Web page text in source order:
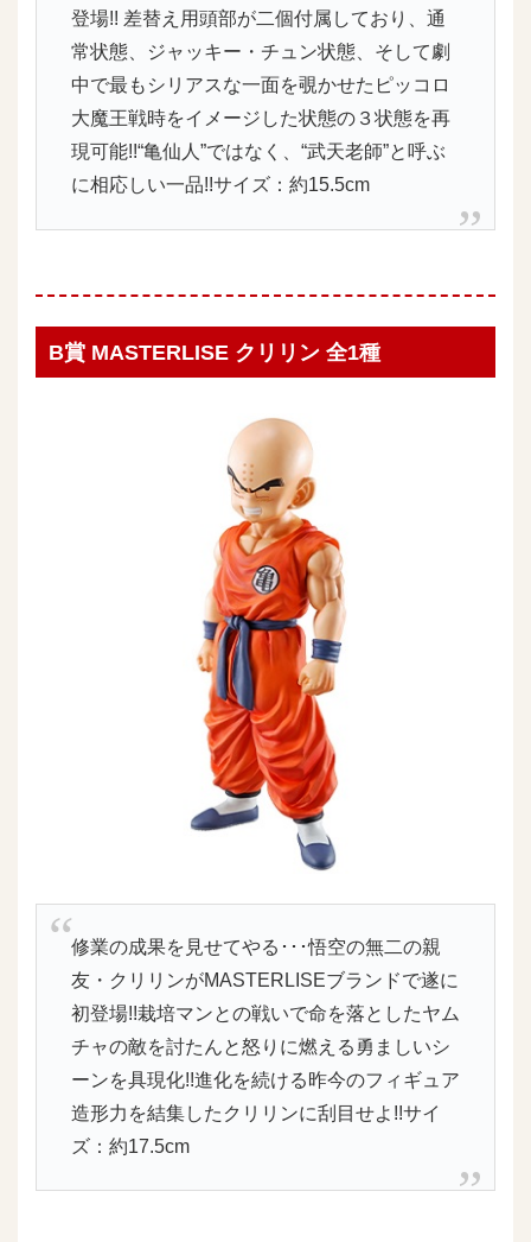
登場!! 差替え用頭部が二個付属しており、通
常状態、ジャッキー・チュン状態、そして劇
中で最もシリアスな一面を覗かせたピッコロ
大魔王戦時をイメージした状態の３状態を再
現可能!!“亀仙人”ではなく、“武天老師”と呼ぶ
に相応しい一品!!サイズ：約15.5cm
B賞 MASTERLISE クリリン 全1種
修業の成果を見せてやる･･･悟空の無二の親
友・クリリンがMASTERLISEブランドで遂に
初登場!!栽培マンとの戦いで命を落としたヤム
チャの敵を討たんと怒りに燃える勇ましいシ
ーンを具現化!!進化を続ける昨今のフィギュア
造形力を結集したクリリンに刮目せよ!!サイ
ズ：約17.5cm